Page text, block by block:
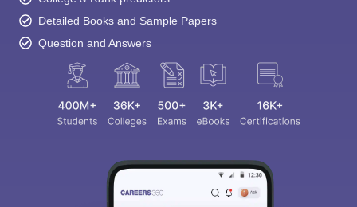
Detailed Books and Sample Papers
Question and Answers